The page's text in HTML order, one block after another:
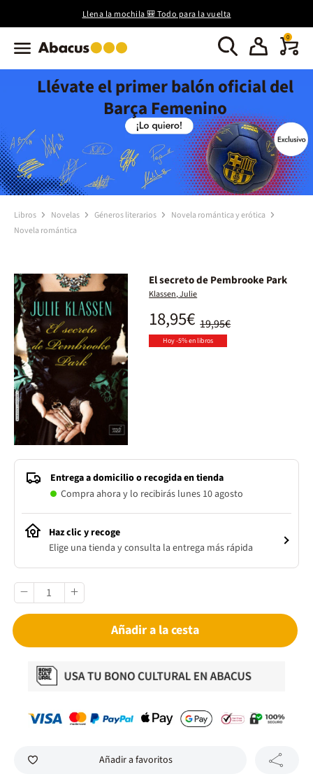
Llena la mochila 🎒 Todo para la vuelta
0
Llévate el primer balón oficial del
Barça Femenino
Libros Novelas Géneros literarios
Novela romántica y erótica
Novela romántica
El secreto de Pembrooke Park
Klassen, Julie
19,95€
18,95€
Hoy -5% en libros
Entrega a domicilio o recogida en tienda
Compra ahora y lo recibirás lunes 10 agosto
Haz clic y recoge
Elige una tienda y consulta la entrega más rápida
Añadir a la cesta
Añadir a favoritos